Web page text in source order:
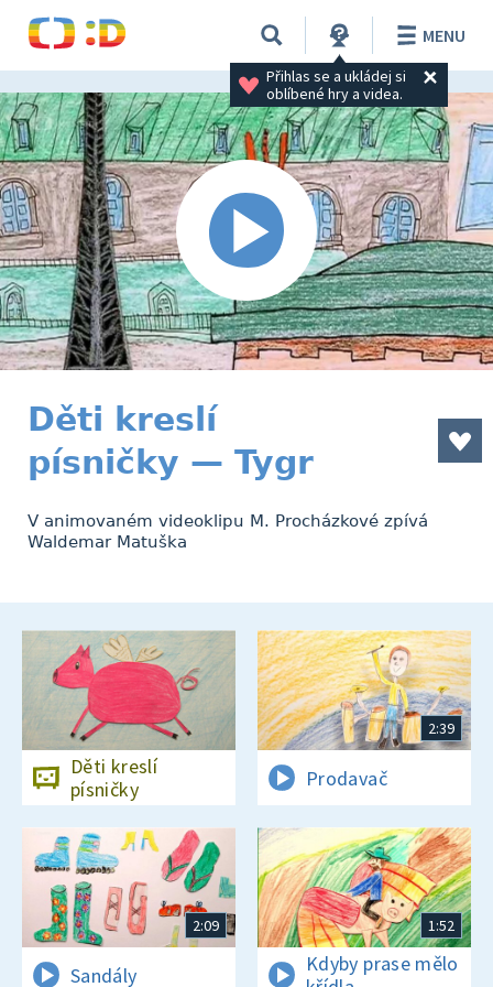
Přihlas se a ukládej si
oblíbené hry a videa.
MENU
Děti kreslí
písničky — Tygr
V animovaném videoklipu M. Procházkové zpívá
Waldemar Matuška
Děti kreslí
písničky
2:39
Prodavač
2:09
Sandály
1:52
Kdyby prase mělo